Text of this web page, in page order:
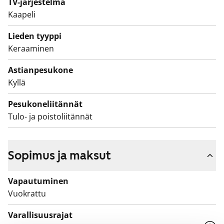
valkoinen ja harmaa. Lattiassa on mukavuuslämmitys
ja suihkunurkassa kätevät taittuvat lasiseinäkkeet. Tila
löytyy myös pyykinpesukoneelle ja kuivausrummulle.
Lasitetulla länsiparvekkeella on kiva istuskella vaikkapa
kesäilloista nauttien.
Kaapeli
Lieden tyyppi
Keraaminen
Astianpesukone
Kyllä
Pesukoneliitännät
Tulo- ja poistoliitännät
Sopimus ja maksut
Vapautuminen
Vuokrattu
Varallisuusrajat